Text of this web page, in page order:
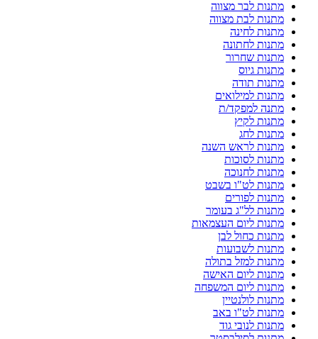
מתנות לבר מצווה
מתנות לבת מצווה
מתנות לחינה
מתנות לחתונה
מתנות שחרור
מתנות גיוס
מתנות תודה
מתנות למילואים
מתנה למפקד/ת
מתנות לקיץ
מתנות לחג
מתנות לראש השנה
מתנות לסוכות
מתנות לחנוכה
מתנות לט"ו בשבט
מתנות לפורים
מתנות לל"ג בעומר
מתנות ליום העצמאות
מתנות כחול לבן
מתנות לשבועות
מתנות למזל בתולה
מתנות ליום האישה
מתנות ליום המשפחה
מתנות לולנטיין
מתנות לט"ו באב
מתנות לנובי גוד